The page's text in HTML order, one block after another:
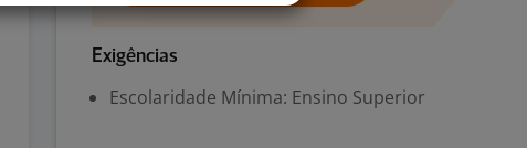
Exigências
Escolaridade Mínima: Ensino Superior